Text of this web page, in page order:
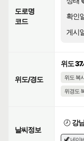
도로명
코드
확인
게시
위도/경도
위도
위도 복
위경도
날씨정보
🕗 강